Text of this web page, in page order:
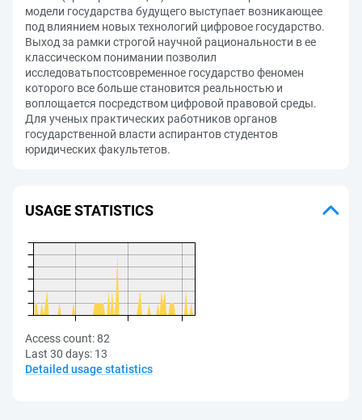
модели государства будущего выступает возникающее
под влиянием новых технологий цифровое государство.
Выход за рамки строгой научной рациональности в ее
классическом понимании позволил
исследоватьпостсовременное государство феномен
которого все больше становится реальностью и
воплощается посредством цифровой правовой среды.
Для ученых практических работников органов
государственной власти аспирантов студентов
юридических факультетов.
USAGE STATISTICS
Access count:82
Last 30 days: 13
Detailed usage statistics